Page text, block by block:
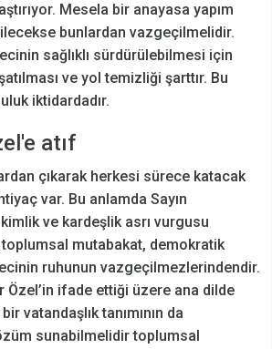
Mesela bir anayasa yapım
bunlardan vazgeçilmelidir.
sağlıklı sürdürülebilmesi için
ve yol temizliği şarttır. Bu
iktidardadır.
atıf
çıkarak herkesi sürece katacak
var. Bu anlamda Sayın
ve kardeşlik asrı vurgusu
mutabakat, demokratik
ruhunun vazgeçilmezlerindendir.
Özel’in ifade ettiği üzere ana dilde
vatandaşlık tanımının da
sunabilmelidir toplumsal